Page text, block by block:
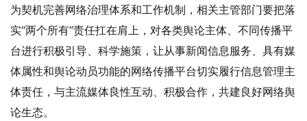
为契机完善网络治理体系和工作机制，相关主管部门要把落
实“两个所有”责任扛在肩上，对各类舆论主体、不同传播平
台进行积极引导、科学施策，让从事新闻信息服务、具有媒
体属性和舆论动员功能的网络传播平台切实履行信息管理主
体责任，与主流媒体良性互动、积极合作，共建良好网络舆
论生态。